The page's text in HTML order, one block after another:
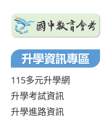
115多元升學網
升學考試資訊
升學進路資訊